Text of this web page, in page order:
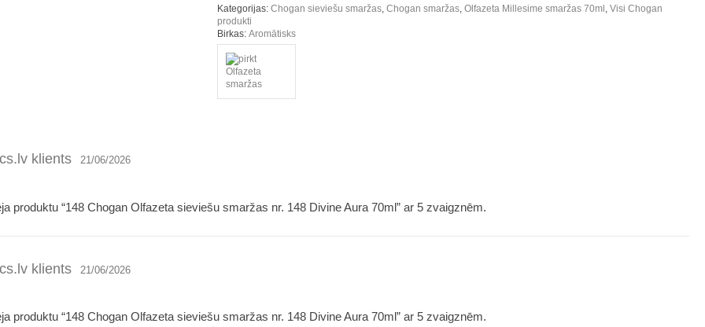
Kategorijas:Chogan sieviešu smaržas ,Chogan smaržas ,Olfazeta Millesime smaržas 70ml ,Visi Chogan
produkti
Birkas:Aromātisks
klients 21/06/2026
produktu “148 Chogan Olfazeta sieviešu smaržas nr. 148 Divine Aura 70ml” ar 5 zvaigznēm.
klients 21/06/2026
produktu “148 Chogan Olfazeta sieviešu smaržas nr. 148 Divine Aura 70ml” ar 5 zvaigznēm.